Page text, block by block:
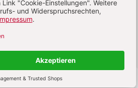
Lieferbar in 1-3 Werktagen